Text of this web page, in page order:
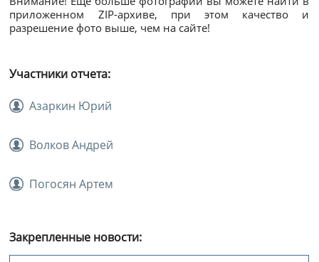
приложенном ZIP-архиве, при этом качество и
разрешение фото выше, чем на сайте!
Участники отчета:
Азаркин Юрий
Волков Андрей
Погосян Артем
Закрепленные новости: